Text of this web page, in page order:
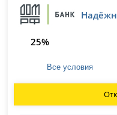
25%
Все условия